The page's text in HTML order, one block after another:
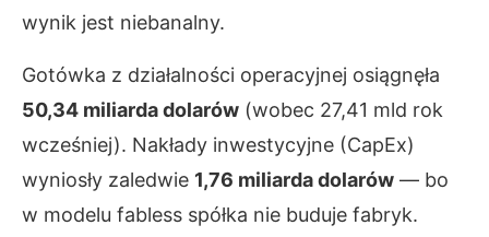
wynik jest niebanalny.
Gotówka z działalności operacyjnej osiągnęła
50,34 miliarda dolarów (wobec 27,41 mld rok
wcześniej). Nakłady inwestycyjne (CapEx)
wyniosły zaledwie 1,76 miliarda dolarów — bo
w modelu fabless spółka nie buduje fabryk.